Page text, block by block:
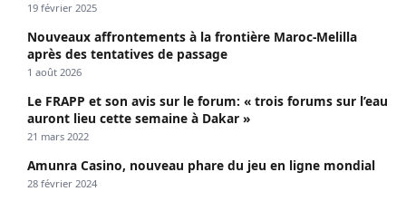
19 février 2025
Nouveaux affrontements à la frontière Maroc-Melilla
après des tentatives de passage
1 août 2026
Le FRAPP et son avis sur le forum: « trois forums sur l’eau
auront lieu cette semaine à Dakar »
21 mars 2022
Amunra Casino, nouveau phare du jeu en ligne mondial
28 février 2024